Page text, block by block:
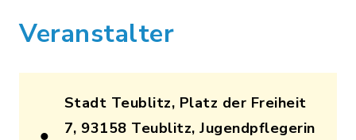
Veranstalter
Stadt Teublitz, Platz der Freiheit
7, 93158 Teublitz, Jugendpflegerin